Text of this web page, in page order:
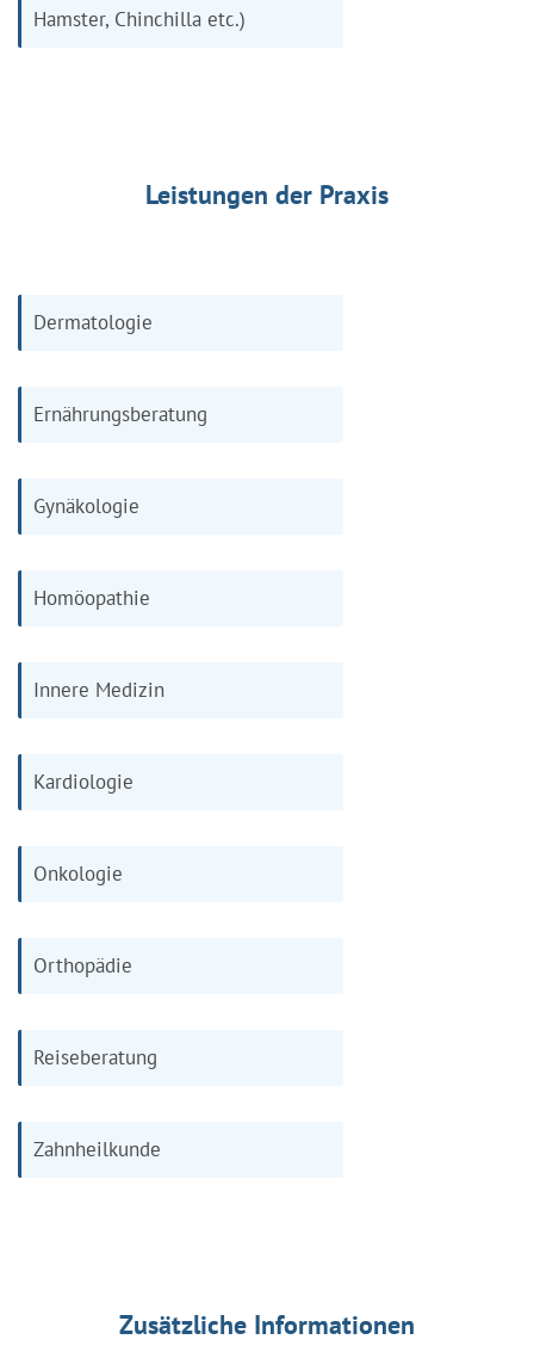
Hamster, Chinchilla etc.)
Leistungen der Praxis
Dermatologie
Ernährungsberatung
Gynäkologie
Homöopathie
Innere Medizin
Kardiologie
Onkologie
Orthopädie
Reiseberatung
Zahnheilkunde
Zusätzliche Informationen